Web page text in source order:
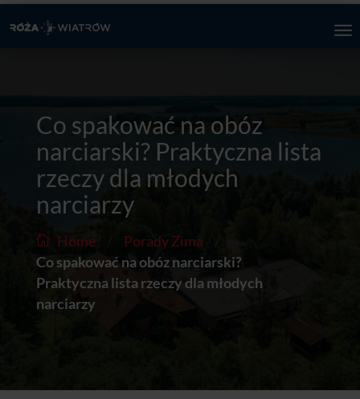
Co spakować na obóz
narciarski? Praktyczna lista
rzeczy dla młodych
narciarzy
Home Porady Zima
Co spakować na obóz narciarski?
Praktyczna lista rzeczy dla młodych
narciarzy